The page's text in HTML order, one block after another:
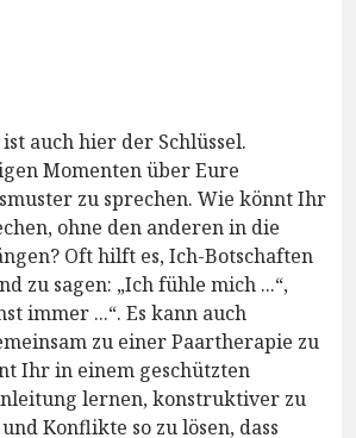
auch hier der Schlüssel.
Momenten über Eure
zu sprechen. Wie könnt Ihr
ohne den anderen in die
Oft hilft es, Ich-Botschaften
zu sagen: „Ich fühle mich ...“,
immer ...“. Es kann auch
zu einer Paartherapie zu
Ihr in einem geschützten
lernen, konstruktiver zu
Konflikte so zu lösen, dass